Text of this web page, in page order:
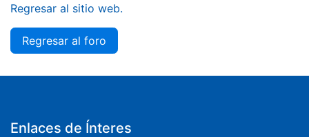
Regresar al sitio web.
Regresar al foro
Enlaces de Ínteres